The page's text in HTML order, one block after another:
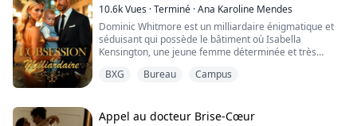
10.6kVues ·Terminé ·Ana Karoline Mendes
Dominic Whitmore est un milliardaire énigmatique et
séduisant qui possède le bâtiment où Isabella
Kensington, une jeune femme déterminée et très
son destin croiserait celui d'une femme aussi tentante
eux. Ils cèdent tous deux au désir, et ...
BXG Bureau Campus
Appel au docteur Brise-Cœur